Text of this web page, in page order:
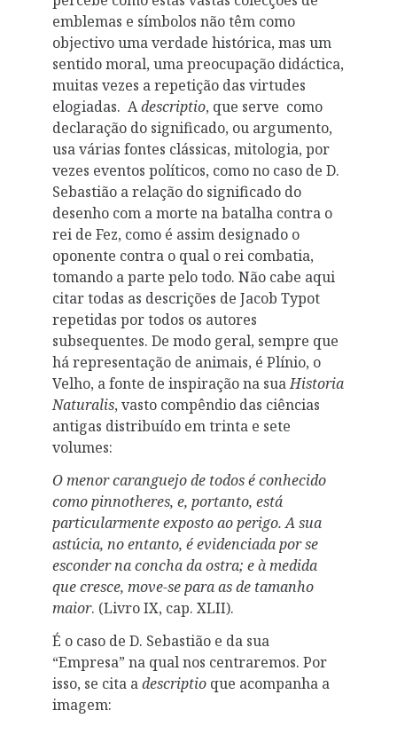
emblemas e símbolos não têm como
objectivo uma verdade histórica, mas um
sentido moral, uma preocupação didáctica,
muitas vezes a repetição das virtudes
elogiadas. Adescriptio, que serve como
declaração do significado, ou argumento,
usa várias fontes clássicas, mitologia, por
vezes eventos políticos, como no caso de D.
Sebastião a relação do significado do
desenho com a morte na batalha contra o
rei de Fez, como é assim designado o
oponente contra o qual o rei combatia,
tomando a parte pelo todo. Não cabe aqui
citar todas as descrições de Jacob Typot
repetidas por todos os autores
subsequentes. De modo geral, sempre que
há representação de animais, é Plínio, o
Velho, a fonte de inspiração na suaHistoria
Naturalis, vasto compêndio das ciências
antigas distribuído em trinta e sete
volumes:
O menor caranguejo de todos é conhecido
como pinnotheres, e, portanto, está
particularmente exposto ao perigo. A sua
astúcia, no entanto, é evidenciada por se
esconder na concha da ostra; e à medida
que cresce, move-se para as de tamanho
maior. (Livro IX, cap. XLII).
É o caso de D. Sebastião e da sua
“Empresa” na qual nos centraremos. Por
isso, se cita adescriptio que acompanha a
imagem: